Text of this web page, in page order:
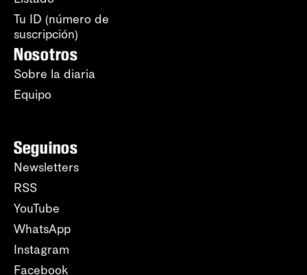
Tu ID (número de
suscripción)
Nosotros
Sobre la diaria
Equipo
Seguinos
Newsletters
RSS
YouTube
WhatsApp
Instagram
Facebook